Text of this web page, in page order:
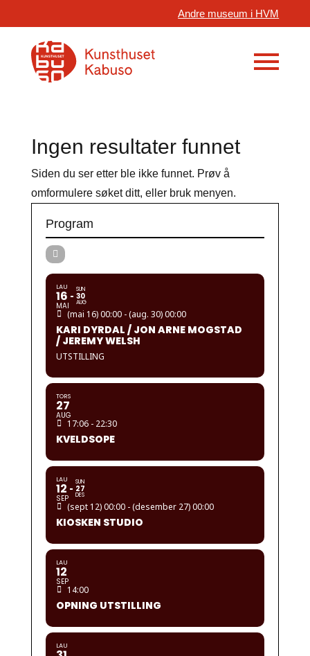
Andre museum i HVM
Ingen resultater funnet
Siden du ser etter ble ikke funnet. Prøv å
omformulere søket ditt, eller bruk menyen.
Program
LAU
16
MAI
SUN
30
AUG
(mai 16) 00:00 - (aug. 30) 00:00
KARI DYRDAL / JON ARNE MOGSTAD
/ JEREMY WELSH
UTSTILLING
TORS
27
AUG
17:06 - 22:30
KVELDSOPE
LAU
12
SEP
SUN
27
DES
(sept 12) 00:00 - (desember 27) 00:00
KIOSKEN STUDIO
LAU
12
SEP
14:00
OPNING UTSTILLING
LAU